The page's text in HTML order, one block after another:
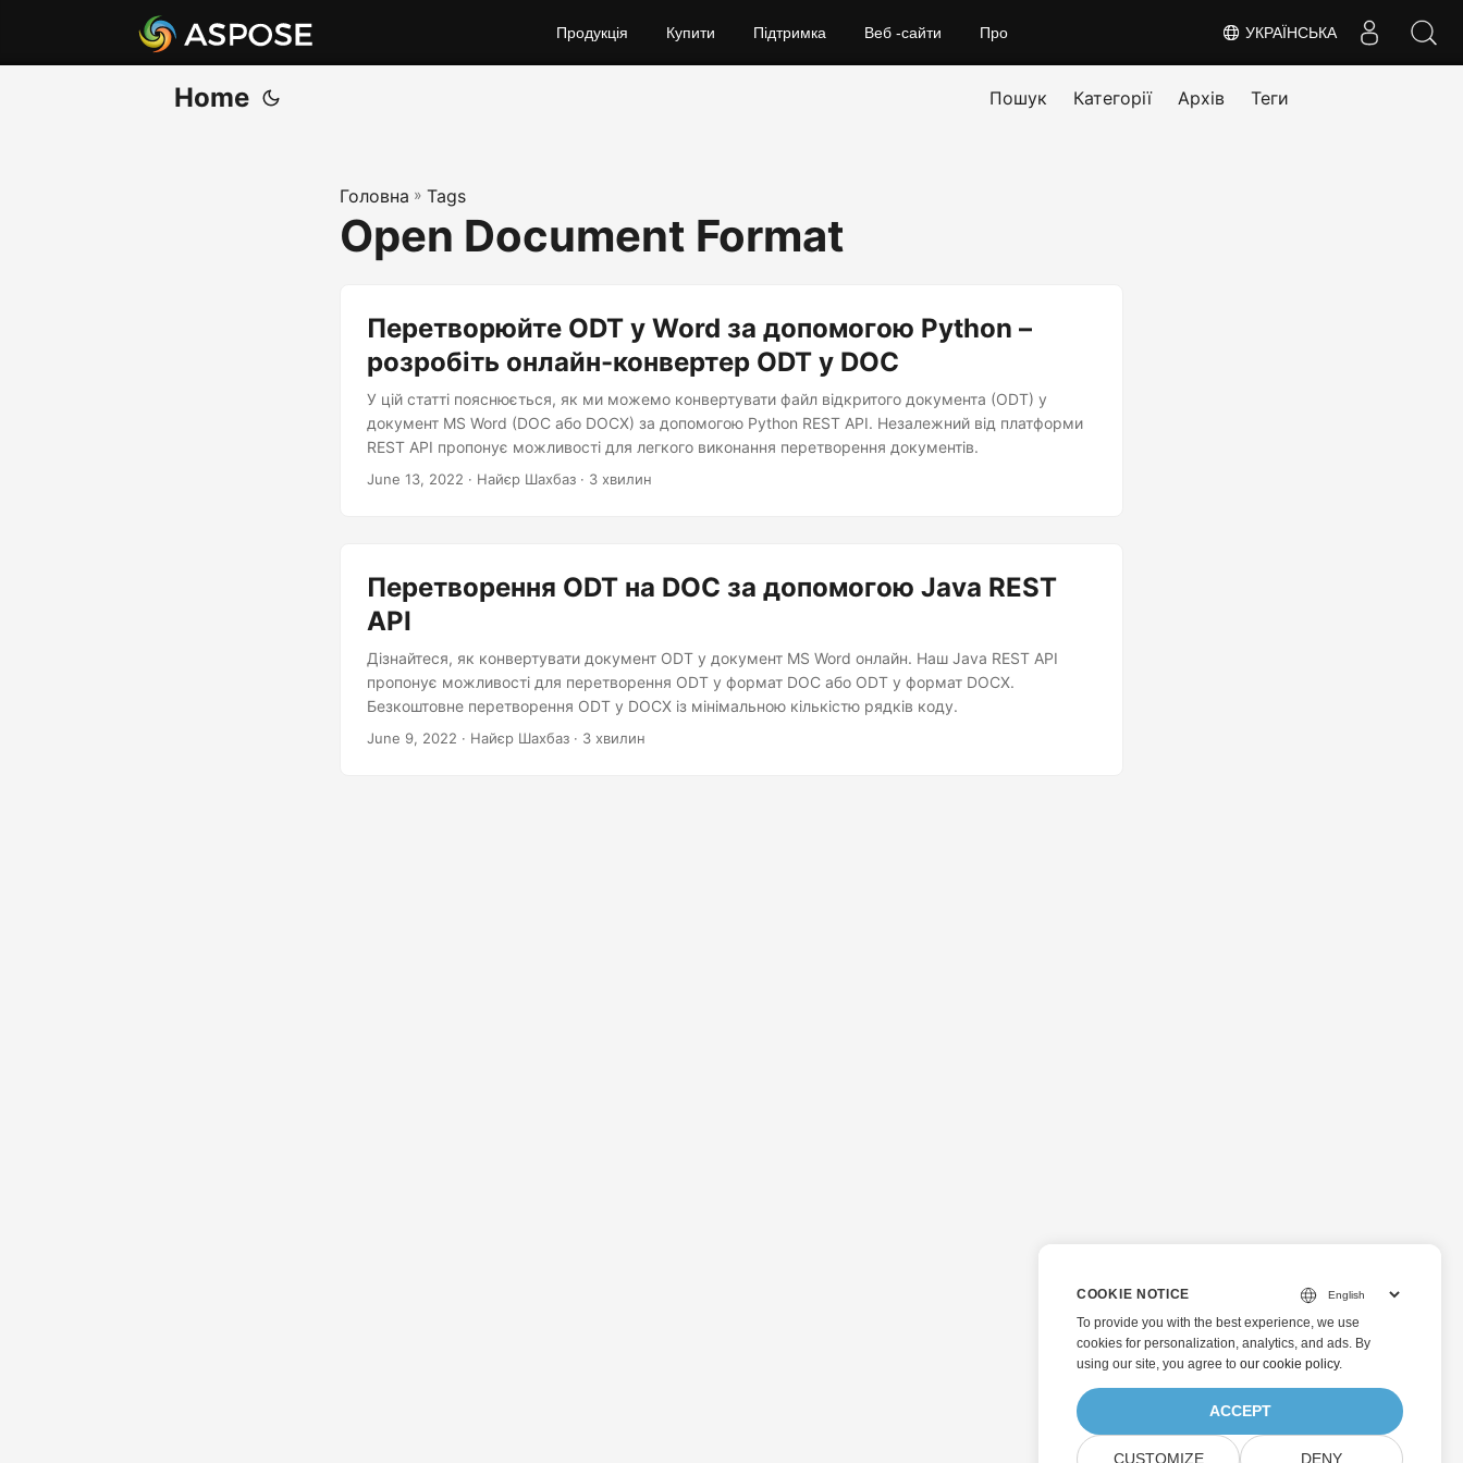
УКРАЇНСЬКА
Продукція Купити Підтримка Веб -сайти Про
Home Пошук Категорії Архів Теги
Головна » Tags
Open Document Format
Перетворюйте ODT у Word за допомогою Python –
розробіть онлайн-конвертер ODT у DOC
У цій статті пояснюється, як ми можемо конвертувати файл відкритого документа (ODT) у
документ MS Word (DOC або DOCX) за допомогою Python REST API. Незалежний від платформи
REST API пропонує можливості для легкого виконання перетворення документів.
June 13, 2022 · Найєр Шахбаз · 3 хвилин
Перетворення ODT на DOC за допомогою Java REST
API
Дізнайтеся, як конвертувати документ ODT у документ MS Word онлайн. Наш Java REST API
пропонує можливості для перетворення ODT у формат DOC або ODT у формат DOCX.
Безкоштовне перетворення ODT у DOCX із мінімальною кількістю рядків коду.
June 9, 2022 · Найєр Шахбаз · 3 хвилин
COOKIE NOTICE
To provide you with the best experience, we use
cookies for personalization, analytics, and ads. By
using our site, you agree to our cookie policy.
ACCEPT
CUSTOMIZE DENY